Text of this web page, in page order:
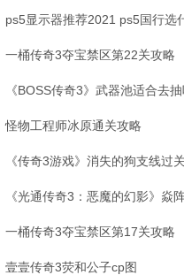
ps5显示器推荐2021 ps5国行选
一桶传奇3夺宝禁区第22关攻略
《BOSS传奇3》武器池适合去
怪物工程师冰原通关攻略
《光通传奇3：恶魔的幻影》焱
一桶传奇3夺宝禁区第17关攻略
壹壹传奇3荧和公子cp图